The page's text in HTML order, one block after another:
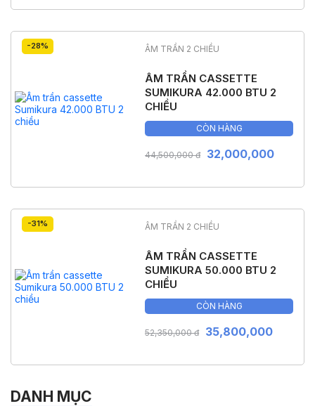
-28% ÂM TRẦN 2 CHIỀU
ÂM TRẦN CASSETTE
SUMIKURA 42.000 BTU 2
CHIỀU
CÒN HÀNG
44,500,000 đ 32,000,000
-31% ÂM TRẦN 2 CHIỀU
ÂM TRẦN CASSETTE
SUMIKURA 50.000 BTU 2
CHIỀU
CÒN HÀNG
52,350,000 đ 35,800,000
DANH MỤC